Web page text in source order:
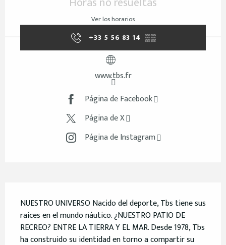
Ver los horarios
+33 5 56 83 14 ▒▒
www.tbs.fr
Página de Facebook
Página de X
Página de Instagram
NUESTRO UNIVERSO Nacido del deporte, Tbs tiene sus
raíces en el mundo náutico. ¿NUESTRO PATIO DE
RECREO? ENTRE LA TIERRA Y EL MAR. Desde 1978, Tbs
ha construido su identidad en torno a compartir su